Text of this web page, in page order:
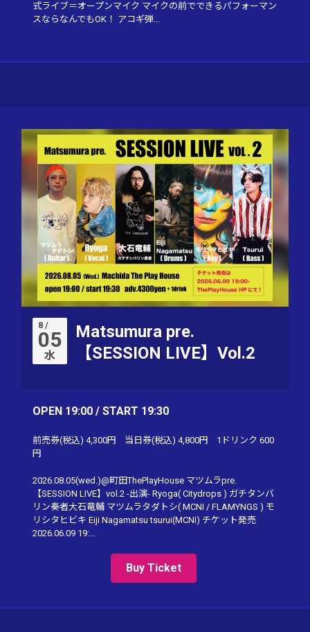
式ライブ＝オープンマイク マイクの前でできるパフォーマン
スならなんでもOK！ アコギ弾...
8 /
05
水
Matsumura pre.
【SESSION LIVE】Vol.2
OPEN 19:00 / START 19:30
前売券(税込) 4,300円 当日券(税込) 4,800円 1ドリンク 600
円
2026.08.05(wed.)@町田ThePlayHouse マツムラpre.
【SESSION LIVE】vol.2 -出演- Ryoga( Citydrops ) ガチタンバ
リン奏者大石竜輔 マツムラタダトシ( MCNI / FLAMYNGS ) モ
リシタヒビキ Eiji Nagamatsu tsurui(MCNI) チケット発売
2026.06.09 19:...
Buy Ticket